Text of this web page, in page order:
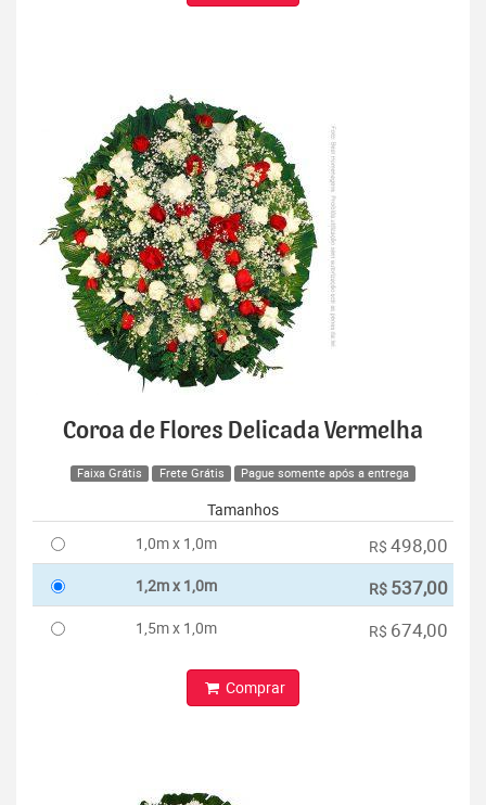
Coroa de Flores Delicada Vermelha
Faixa Grátis Frete Grátis Pague somente após a entrega
Tamanhos
1,0m x 1,0m
R$ 498,00
1,2m x 1,0m R$ 537,00
1,5m x 1,0m R$ 674,00
Comprar